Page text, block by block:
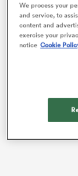
We process your
and service, to
content and
exercise your
notice Cookie